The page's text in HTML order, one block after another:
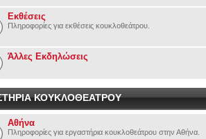
Εκθέσεις
Πληροφορίες για εκθέσεις κουκλοθεάτρου.
Άλλες Εκδηλώσεις
ΚΟΥΚΛΟΘΕΑΤΡΟΥ
Αθήνα
Πληροφορίες για εργαστήρια κουκλοθεάτρου στην Αθήνα.